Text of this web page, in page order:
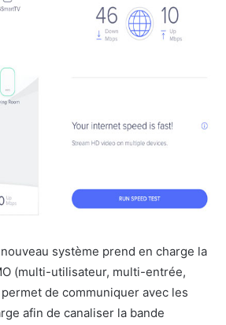
système prend en charge la
(multi-utilisateur, multi-entrée,
de communiquer avec les
afin de canaliser la bande